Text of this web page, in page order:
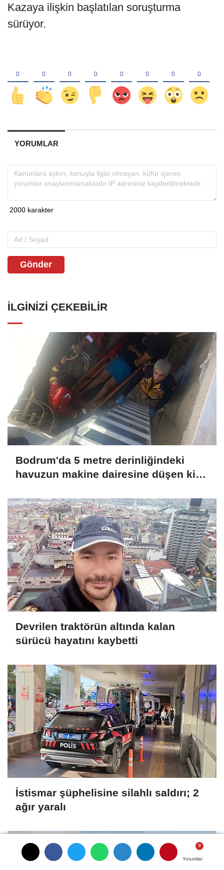
Yorumlar
Yorumlar
Yorumlar
Kazaya ilişkin başlatılan soruşturma
sürüyor.
YORUMLAR
Gönder
İLGINIZI ÇEKEBILIR
Bodrum'da 5 metre derinliğindeki
havuzun makine dairesine düşen kişi
Devrilen traktörün altında kalan
sürücü hayatını kaybetti
İstismar şüphelisine silahlı saldırı; 2
ağır yaralı